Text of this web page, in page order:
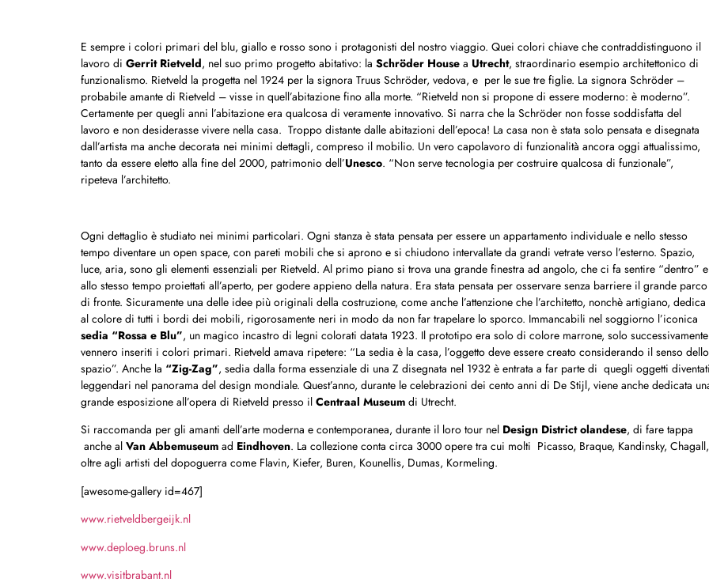
E sempre i colori primari del blu, giallo e rosso sono i protagonisti del nostro viaggio. Quei colori chiave che contraddistinguono il
lavoro di Gerrit Rietveld, nel suo primo progetto abitativo: la Schröder House a Utrecht, straordinario esempio architettonico di
funzionalismo. Rietveld la progetta nel 1924 per la signora Truus Schröder, vedova, e per le sue tre figlie. La signora Schröder –
probabile amante di Rietveld – visse in quell’abitazione fino alla morte. “Rietveld non si propone di essere moderno: è moderno”.
Certamente per quegli anni l’abitazione era qualcosa di veramente innovativo. Si narra che la Schröder non fosse soddisfatta del
lavoro e non desiderasse vivere nella casa. Troppo distante dalle abitazioni dell’epoca! La casa non è stata solo pensata e disegnata
dall’artista ma anche decorata nei minimi dettagli, compreso il mobilio. Un vero capolavoro di funzionalità ancora oggi attualissimo,
tanto da essere eletto alla fine del 2000, patrimonio dell’Unesco. “Non serve tecnologia per costruire qualcosa di funzionale”,
ripeteva l’architetto.
Ogni dettaglio è studiato nei minimi particolari. Ogni stanza è stata pensata per essere un appartamento individuale e nello stesso
tempo diventare un open space, con pareti mobili che si aprono e si chiudono intervallate da grandi vetrate verso l’esterno. Spazio,
luce, aria, sono gli elementi essenziali per Rietveld. Al primo piano si trova una grande finestra ad angolo, che ci fa sentire “dentro” e
allo stesso tempo proiettati all’aperto, per godere appieno della natura. Era stata pensata per osservare senza barriere il grande parco
di fronte. Sicuramente una delle idee più originali della costruzione, come anche l’attenzione che l’architetto, nonchè artigiano, dedica
al colore di tutti i bordi dei mobili, rigorosamente neri in modo da non far trapelare lo sporco. Immancabili nel soggiorno l’iconica
sedia “Rossa e Blu”, un magico incastro di legni colorati datata 1923. Il prototipo era solo di colore marrone, solo successivamente
vennero inseriti i colori primari. Rietveld amava ripetere: “La sedia è la casa, l’oggetto deve essere creato considerando il senso dello
spazio”. Anche la “Zig-Zag”, sedia dalla forma essenziale di una Z disegnata nel 1932 è entrata a far parte di quegli oggetti diventati
leggendari nel panorama del design mondiale. Quest’anno, durante le celebrazioni dei cento anni di De Stijl, viene anche dedicata
grande esposizione all’opera di Rietveld presso il Centraal Museum di Utrecht.
Si raccomanda per gli amanti dell’arte moderna e contemporanea, durante il loro tour nel Design District olandese, di fare tappa
anche al Van Abbemuseum ad Eindhoven. La collezione conta circa 3000 opere tra cui molti Picasso, Braque, Kandinsky, Chagall,
oltre agli artisti del dopoguerra come Flavin, Kiefer, Buren, Kounellis, Dumas, Kormeling.
[awesome-gallery id=467]
www.rietveldbergeijk.nl
www.deploeg.bruns.nl
www.visitbrabant.nl